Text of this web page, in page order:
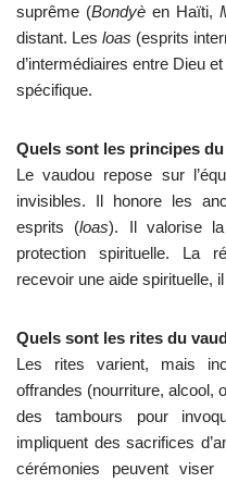
suprême (Bondyè en Haïti,
distant. Les loas (esprits
d’intermédiaires entre Dieu
spécifique.
Quels sont les principes
Le vaudou repose sur
invisibles. Il honore les
esprits (loas). Il valorise
protection spirituelle. La
recevoir une aide spirituelle,
Quels sont les rites du
Les rites varient, mais
offrandes (nourriture, alcool,
des tambours pour
impliquent des sacrifices
cérémonies peuvent